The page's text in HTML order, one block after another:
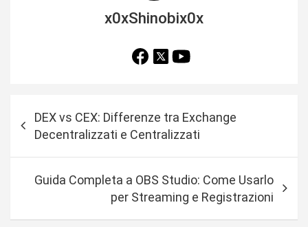
x0xShinobix0x
a
DEX vs CEX: Differenze tra Exchange
Decentralizzati e Centralizzati
Guida Completa a OBS Studio: Come Usarlo
per Streaming e Registrazioni